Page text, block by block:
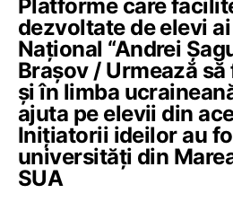
Platforme care
dezvoltate de elevi
Național “Andrei
Brașov / Urmează
și în limba
ajuta pe elevii din
Inițiatorii ideilor au
universități din
SUA